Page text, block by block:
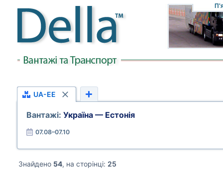
UA-EE
Вантажі: Україна — Естонія
07.08–07.10
Знайдено 54, на сторінці: 25